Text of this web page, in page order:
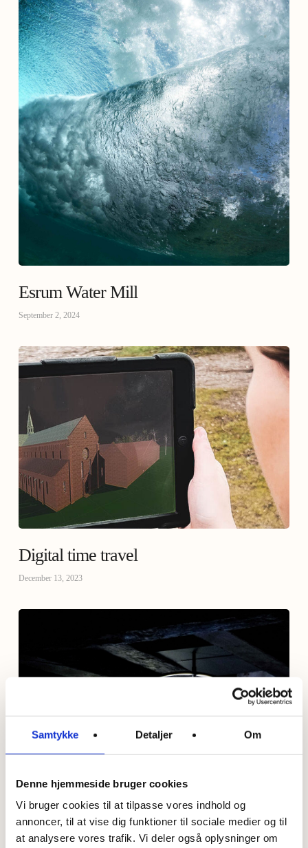
Samtykke Detaljer Om
Denne hjemmeside bruger cookies
Vi bruger cookies til at tilpasse vores indhold og
annoncer, til at vise dig funktioner til sociale medier og til
at analysere vores trafik. Vi deler også oplysninger om
Esrum Water Mill
September 2, 2024
Digital time travel
December 13, 2023